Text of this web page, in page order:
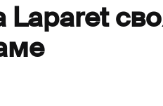
Laparet